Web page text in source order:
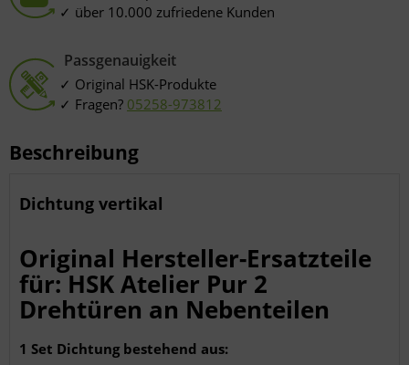
über 10.000 zufriedene Kunden
Passgenauigkeit
Original HSK-Produkte
Fragen? 05258-973812
Beschreibung
Dichtung vertikal
Original Hersteller-Ersatzteile
für: HSK Atelier Pur 2
Drehtüren an Nebenteilen
1 Set Dichtung bestehend aus: